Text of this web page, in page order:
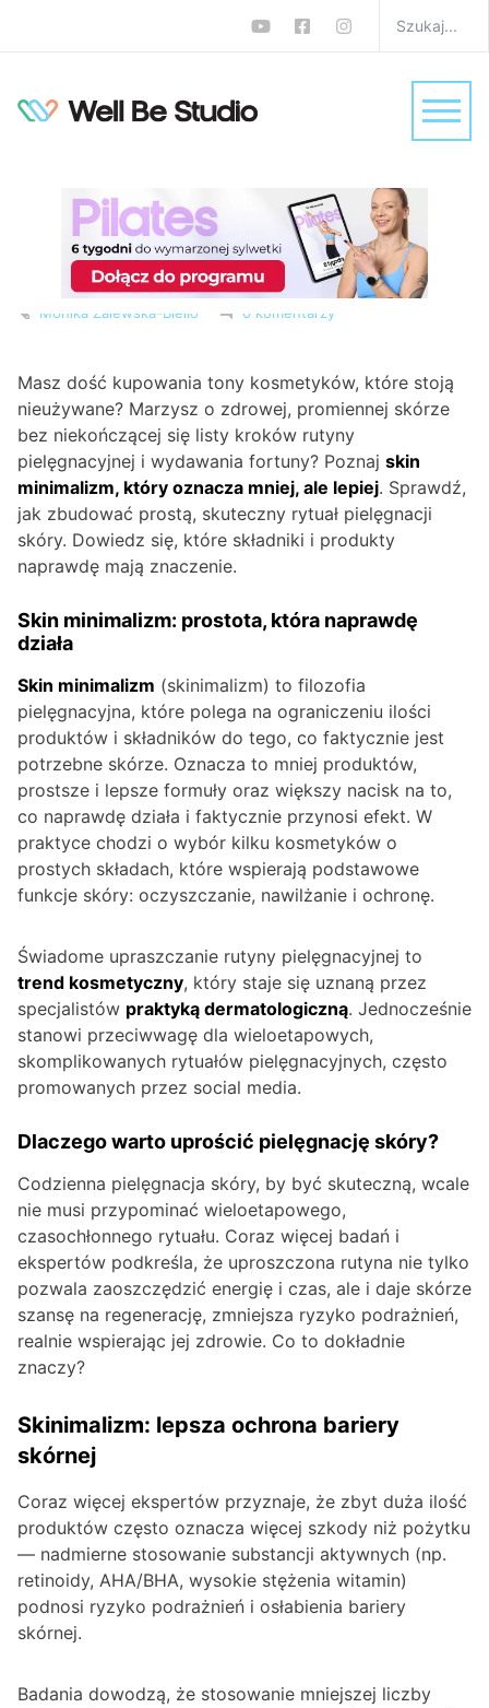
Skin minimalizm – prosta
pielęgnacja dla zdrowej
skóry i wewnętrznej
równowagi
Kosmetyki,Pielęgnacja,Uroda
Monika Zalewska-Biełło
0 komentarzy
Masz dość kupowania tony kosmetyków, które stoją
nieużywane? Marzysz o zdrowej, promiennej skórze
bez niekończącej się listy kroków rutyny
pielęgnacyjnej i wydawania fortuny? Poznaj skin
minimalizm, który oznacza mniej, ale lepiej. Sprawdź,
jak zbudować prostą, skuteczny rytuał pielęgnacji
skóry. Dowiedz się, które składniki i produkty
naprawdę mają znaczenie.
Skin minimalizm: prostota, która naprawdę
działa
Skin minimalizm (skinimalizm) to filozofia
pielęgnacyjna, które polega na ograniczeniu ilości
produktów i składników do tego, co faktycznie jest
potrzebne skórze. Oznacza to mniej produktów,
prostsze i lepsze formuły oraz większy nacisk na to,
co naprawdę działa i faktycznie przynosi efekt. W
praktyce chodzi o wybór kilku kosmetyków o
prostych składach, które wspierają podstawowe
funkcje skóry: oczyszczanie, nawilżanie i ochronę.
Świadome upraszczanie rutyny pielęgnacyjnej to
trend kosmetyczny, który staje się uznaną przez
specjalistów praktyką dermatologiczną. Jednocześnie
stanowi przeciwwagę dla wieloetapowych,
skomplikowanych rytuałów pielęgnacyjnych, często
promowanych przez social media.
Dlaczego warto uprościć pielęgnację skóry?
Codzienna pielęgnacja skóry, by być skuteczną, wcale
nie musi przypominać wieloetapowego,
czasochłonnego rytuału. Coraz więcej badań i
ekspertów podkreśla, że uproszczona rutyna nie tylko
pozwala zaoszczędzić energię i czas, ale i daje skórze
szansę na regenerację, zmniejsza ryzyko podrażnień,
realnie wspierając jej zdrowie. Co to dokładnie
znaczy?
Skinimalizm: lepsza ochrona bariery
skórnej
Coraz więcej ekspertów przyznaje, że zbyt duża ilość
produktów często oznacza więcej szkody niż pożytku
— nadmierne stosowanie substancji aktywnych (np.
retinoidy, AHA/BHA, wysokie stężenia witamin)
podnosi ryzyko podrażnień i osłabienia bariery
skórnej.
Badania dowodzą, że stosowanie mniejszej liczby